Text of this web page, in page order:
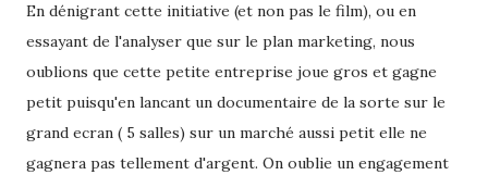
En dénigrant cette initiative (et non pas le film), ou en
essayant de l'analyser que sur le plan marketing, nous
oublions que cette petite entreprise joue gros et gagne
petit puisqu'en lancant un documentaire de la sorte sur le
grand ecran ( 5 salles) sur un marché aussi petit elle ne
gagnera pas tellement d'argent. On oublie un engagement